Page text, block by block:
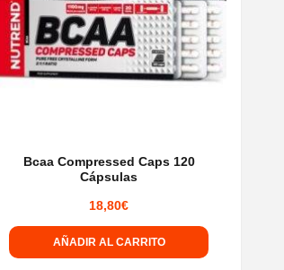
Bcaa Compressed Caps 120
Cápsulas
18,80€
AÑADIR AL CARRITO